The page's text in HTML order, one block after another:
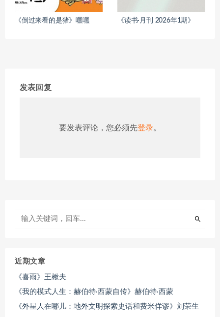
《倒过来看的是猪》嘿嘿 《读书·月刊 2026年1期》
发表回复
要发表评论，您必须先登录。
近期文章
《喜雨》王楸夫
《我的模式人生：赫伯特·西蒙自传》赫伯特·西蒙
《外星人在哪儿：地外文明探索史话和费米佯谬》刘荣生